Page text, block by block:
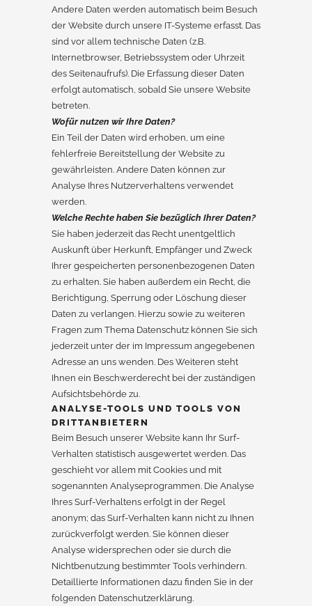
Andere Daten werden automatisch beim Besuch
der Website durch unsere IT-Systeme erfasst. Das
sind vor allem technische Daten (z.B.
Internetbrowser, Betriebssystem oder Uhrzeit
des Seitenaufrufs). Die Erfassung dieser Daten
erfolgt automatisch, sobald Sie unsere Website
betreten.
Wofür nutzen wir Ihre Daten?
Ein Teil der Daten wird erhoben, um eine
fehlerfreie Bereitstellung der Website zu
gewährleisten. Andere Daten können zur
Analyse Ihres Nutzerverhaltens verwendet
werden.
Welche Rechte haben Sie bezüglich Ihrer Daten?
Sie haben jederzeit das Recht unentgeltlich
Auskunft über Herkunft, Empfänger und Zweck
Ihrer gespeicherten personenbezogenen Daten
zu erhalten. Sie haben außerdem ein Recht, die
Berichtigung, Sperrung oder Löschung dieser
Daten zu verlangen. Hierzu sowie zu weiteren
Fragen zum Thema Datenschutz können Sie sich
jederzeit unter der im Impressum angegebenen
Adresse an uns wenden. Des Weiteren steht
Ihnen ein Beschwerderecht bei der zuständigen
Aufsichtsbehörde zu.
ANALYSE-TOOLS UND TOOLS VON
DRITTANBIETERN
Beim Besuch unserer Website kann Ihr Surf-
Verhalten statistisch ausgewertet werden. Das
geschieht vor allem mit Cookies und mit
sogenannten Analyseprogrammen. Die Analyse
Ihres Surf-Verhaltens erfolgt in der Regel
anonym; das Surf-Verhalten kann nicht zu Ihnen
zurückverfolgt werden. Sie können dieser
Analyse widersprechen oder sie durch die
Nichtbenutzung bestimmter Tools verhindern.
Detaillierte Informationen dazu finden Sie in der
folgenden Datenschutzerklärung.